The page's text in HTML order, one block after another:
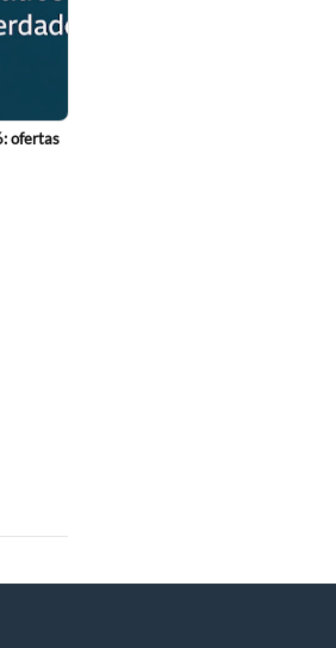
ofertas